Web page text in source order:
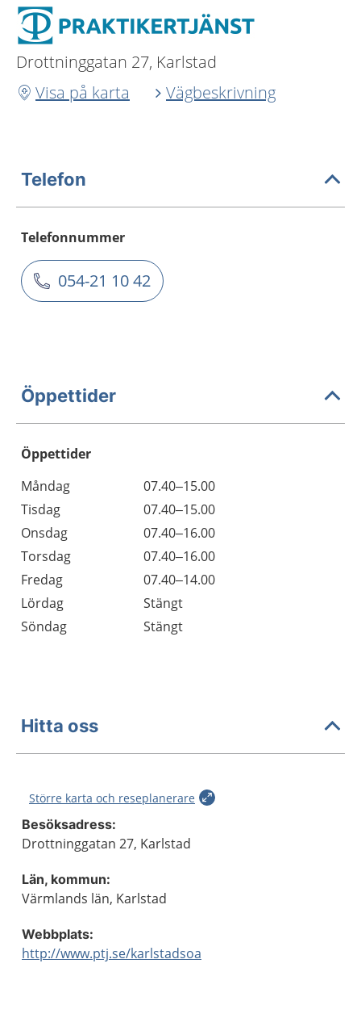
Drottninggatan 27, Karlstad
Visa på karta
Vägbeskrivning
Telefon
Telefonnummer
054-21 10 42
Öppettider
Öppettider
Dag
Öppettider
Kommentarer
Måndag
07.40–15.00
Tisdag
07.40–15.00
Onsdag
07.40–16.00
Torsdag
07.40–16.00
Fredag
07.40–14.00
Lördag
Stängt
Söndag
Stängt
Hitta oss
Större karta och reseplanerare
Besöksadress:
Drottninggatan 27, Karlstad
Län, kommun:
Värmlands län, Karlstad
Webbplats:
http://www.ptj.se/karlstadsoa